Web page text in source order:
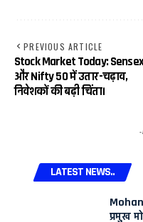
PREVIOUS ARTICLE
Stock Market Today: Sensex
और Nifty 50 में उतार-चढ़ाव,
निवेशकों की बढ़ी चिंता।
-
LATEST NEWS..
प्रमुख